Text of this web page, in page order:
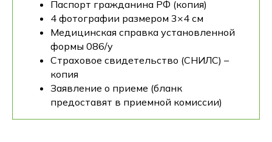
Паспорт гражданина РФ (копия)
4 фотографии размером 3×4 см
Медицинская справка установленной
формы 086/у
Страховое свидетельство (СНИЛС) –
копия
Заявление о приеме (бланк
предоставят в приемной комиссии)